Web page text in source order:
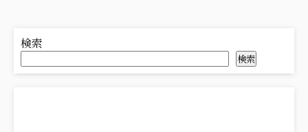
検索
検索